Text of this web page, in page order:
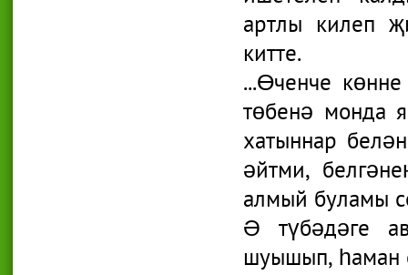
артлы килеп
китте.
...Өченче
төбенә монда
хатыннар
әйтми,
алмый буламы
Ә түбәдәге
шуышып, һаман